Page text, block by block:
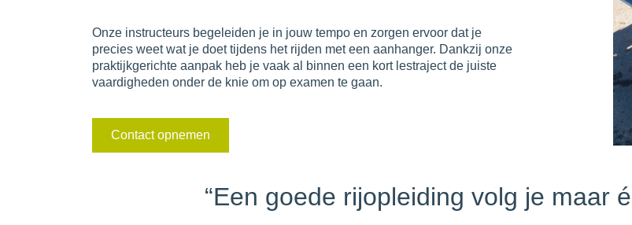
Onze instructeurs begeleiden je in jouw tempo en zorgen ervoor dat je
precies weet wat je doet tijdens het rijden met een aanhanger. Dankzij onze
praktijkgerichte aanpak heb je vaak al binnen een kort lestraject de juiste
vaardigheden onder de knie om op examen te gaan.
Contact opnemen
“Een goede rijopleiding volg je maar